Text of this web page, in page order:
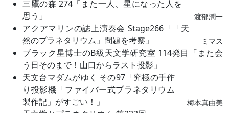
三鷹の森 274「また一人、星になった人を
思う」
渡部潤一
アクアマリンの誌上演奏会 Stage266「「天
然のプラネタリウム」問題を考察」
ミマス
ブラック星博士のB級天文学研究室 114発目「また会
う日そのまで！山口からラスト投影」
天文台マダムがゆく その97「究極の手作
り投影機「ファイバー式プラネタリウム
製作記」がすごい！」
梅本真由美